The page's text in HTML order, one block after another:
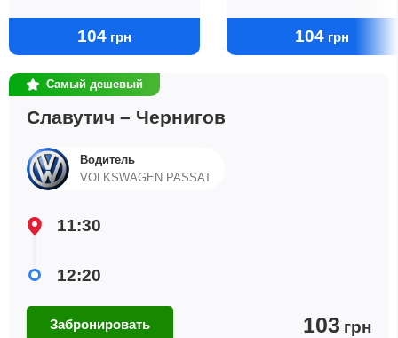
104 грн 104 грн
Самый дешевый
Славутич – Чернигов
Водитель
VOLKSWAGEN PASSAT
11:30
12:20
Забронировать 103 грн